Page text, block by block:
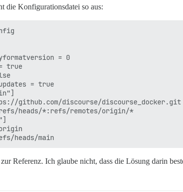
die Konfigurationsdatei so aus:
Referenz. Ich glaube nicht, dass die Lösung darin